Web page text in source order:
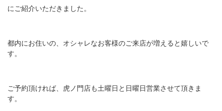
にご紹介いただきました。
都内にお住いの、オシャレなお客様のご来店が増えると嬉しいで
す。
ご予約頂ければ、虎ノ門店も土曜日と日曜日営業させて頂きま
す。